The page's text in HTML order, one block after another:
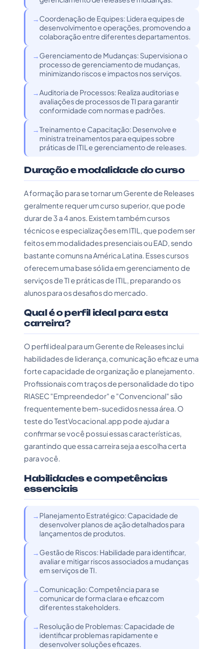
Coordenação de Equipes: Lidera equipes de
desenvolvimento e operações, promovendo a
colaboração entre diferentes departamentos.
Gerenciamento de Mudanças: Supervisiona o
processo de gerenciamento de mudanças,
minimizando riscos e impactos nos serviços.
Auditoria de Processos: Realiza auditorias e
avaliações de processos de TI para garantir
conformidade com normas e padrões.
Treinamento e Capacitação: Desenvolve e
ministra treinamentos para equipes sobre
práticas de ITIL e gerenciamento de releases.
Duração e modalidade do curso
A formação para se tornar um Gerente de Releases
geralmente requer um curso superior, que pode
durar de 3 a 4 anos. Existem também cursos
técnicos e especializações em ITIL, que podem ser
feitos em modalidades presenciais ou EAD, sendo
bastante comuns na América Latina. Esses cursos
oferecem uma base sólida em gerenciamento de
serviços de TI e práticas de ITIL, preparando os
alunos para os desafios do mercado.
Qual é o perfil ideal para esta
carreira?
O perfil ideal para um Gerente de Releases inclui
habilidades de liderança, comunicação eficaz e uma
forte capacidade de organização e planejamento.
Profissionais com traços de personalidade do tipo
RIASEC "Empreendedor" e "Convencional" são
frequentemente bem-sucedidos nessa área. O
teste do TestVocacional.app pode ajudar a
confirmar se você possui essas características,
garantindo que essa carreira seja a escolha certa
para você.
Habilidades e competências
essenciais
Planejamento Estratégico: Capacidade de
desenvolver planos de ação detalhados para
lançamentos de produtos.
Gestão de Riscos: Habilidade para identificar,
avaliar e mitigar riscos associados a mudanças
em serviços de TI.
Comunicação: Competência para se
comunicar de forma clara e eficaz com
diferentes stakeholders.
Resolução de Problemas: Capacidade de
identificar problemas rapidamente e
desenvolver soluções eficazes.